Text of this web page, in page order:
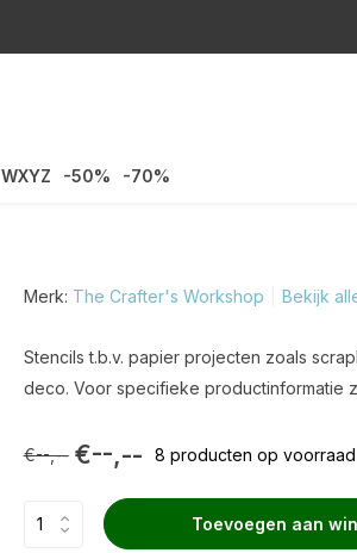
WXYZ -50% -70%
Merk: The Crafter's Workshop Bekijk
Stencils t.b.v. papier projecten zoals
deco. Voor specifieke productinformatie
€--,-- €--,-- 8 producten op voorraad
Toevoegen aan